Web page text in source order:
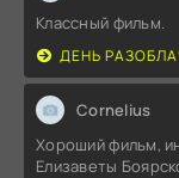
Классный фильм.
ДЕНЬ
Cornelius
Хороший фильм,
Елизаветы